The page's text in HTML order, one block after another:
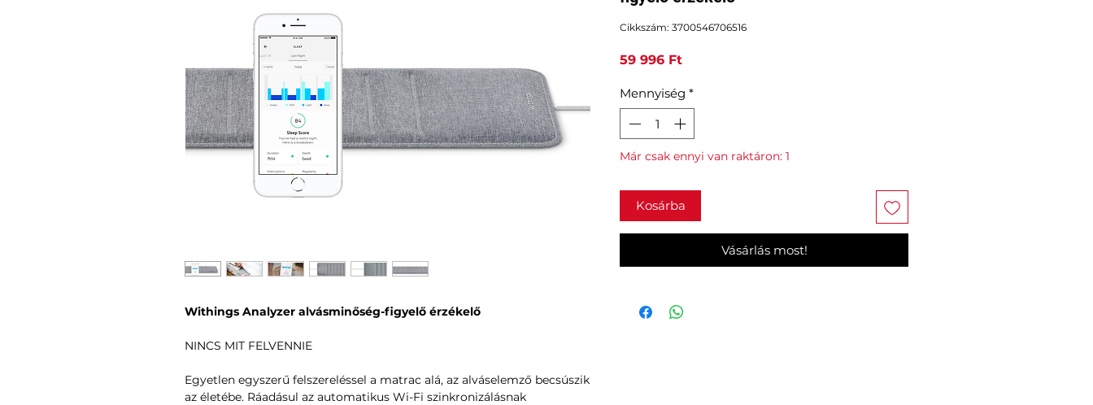
Withings Analyzer alvásminőség-figyelő érzékelő
NINCS MIT FELVENNIE
Egyetlen egyszerű felszereléssel a matrac alá, az alváselemző becsúszik
az életébe. Ráadásul az automatikus Wi-Fi szinkronizálásnak
Cikkszám: 3700546706516
59 996 FtÁr
Mennyiség *
Már csak ennyi van raktáron: 1
Kosárba
Vásárlás most!